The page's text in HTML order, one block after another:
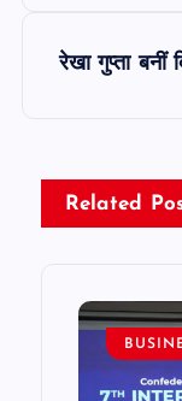
रेखा गुप्ता बनीं
Related